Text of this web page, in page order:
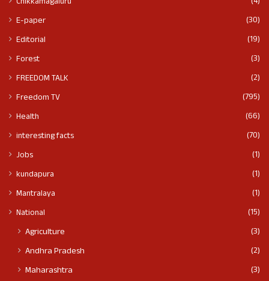
E-paper
(30)
Editorial
(19)
Forest
(3)
FREEDOM TALK
(2)
Freedom TV
(795)
Health
(66)
interesting facts
(70)
Jobs
(1)
kundapura
(1)
Mantralaya
(1)
National
(15)
Agriculture
(3)
Andhra Pradesh
(2)
Maharashtra
(3)